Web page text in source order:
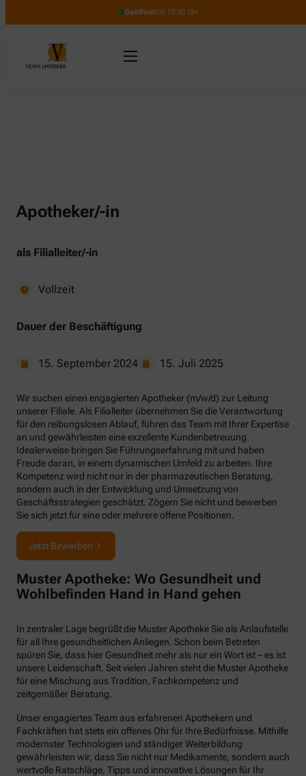
Geöffnetbis 13:30 Uhr
Apotheker/-in
als Filialleiter/-in
Vollzeit
Dauer der Beschäftigung
15. September 2024 15. Juli 2025
Wir suchen einen engagierten Apotheker (m/w/d) zur Leitung
unserer Filiale. Als Filialleiter übernehmen Sie die Verantwortung
für den reibungslosen Ablauf, führen das Team mit Ihrer Expertise
an und gewährleisten eine exzellente Kundenbetreuung.
Idealerweise bringen Sie Führungserfahrung mit und haben
Freude daran, in einem dynamischen Umfeld zu arbeiten. Ihre
Kompetenz wird nicht nur in der pharmazeutischen Beratung,
sondern auch in der Entwicklung und Umsetzung von
Geschäftsstrategien geschätzt. Zögern Sie nicht und bewerben
Sie sich jetzt für eine oder mehrere offene Positionen.
Jetzt Bewerben
Muster Apotheke: Wo Gesundheit und
Wohlbefinden Hand in Hand gehen
In zentraler Lage begrüßt die Muster Apotheke Sie als Anlaufstelle
für all Ihre gesundheitlichen Anliegen. Schon beim Betreten
spüren Sie, dass hier Gesundheit mehr als nur ein Wort ist – es ist
unsere Leidenschaft. Seit vielen Jahren steht die Muster Apotheke
für eine Mischung aus Tradition, Fachkompetenz und
zeitgemäßer Beratung.
Unser engagiertes Team aus erfahrenen Apothekern und
Fachkräften hat stets ein offenes Ohr für Ihre Bedürfnisse. Mithilfe
modernster Technologien und ständiger Weiterbildung
gewährleisten wir, dass Sie nicht nur Medikamente, sondern auch
wertvolle Ratschläge, Tipps und innovative Lösungen für Ihr